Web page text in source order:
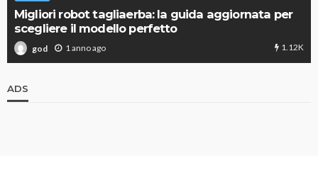
Migliori robot tagliaerba: la guida aggiornata per
scegliere il modello perfetto
god 1 anno ago 1.12K
ADS